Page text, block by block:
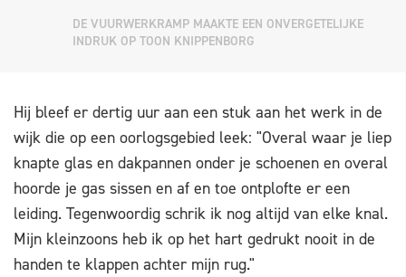
DE VUURWERKRAMP MAAKTE EEN ONVERGETELIJKE
INDRUK OP TOON KNIPPENBORG
Hij bleef er dertig uur aan een stuk aan het werk in de
wijk die op een oorlogsgebied leek: "Overal waar je liep
knapte glas en dakpannen onder je schoenen en overal
hoorde je gas sissen en af en toe ontplofte er een
leiding. Tegenwoordig schrik ik nog altijd van elke knal.
Mijn kleinzoons heb ik op het hart gedrukt nooit in de
handen te klappen achter mijn rug."